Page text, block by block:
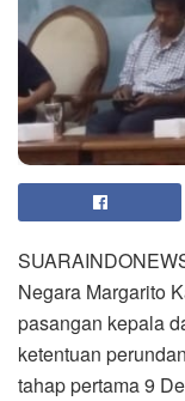
Negara Margarito
pasangan kepala
ketentuan
tahap pertama 9